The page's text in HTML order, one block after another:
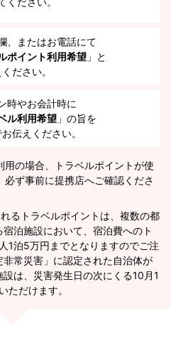
、またはお電話にて
ポイント利用希望 」と
ださい。
時やお会計時に
ル利用希望 」の旨を
伝えください。
の場合、トラベルポイントが使
ず事前に提携店へご確認くださ
るトラベルポイントは、複数の都
泊施設において、宿泊費へのト
1泊5万円までとなりますのでご注
常災害」に認定された自治体が
は、災害発生日の次にくる10月1
ただけます。